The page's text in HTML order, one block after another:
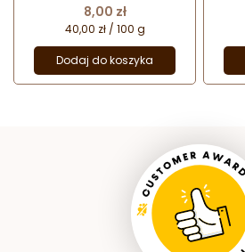
186 Food Colours
Cena
8,00 zł
40,00 zł / 100 g
Dodaj do koszyka